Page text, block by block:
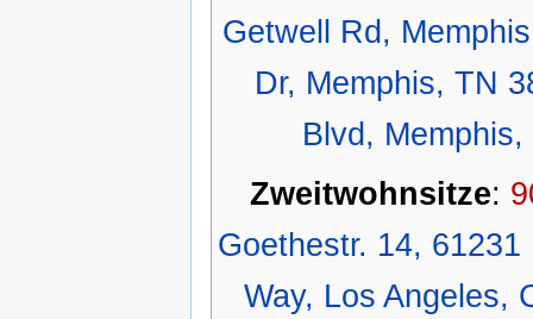
Getwell Rd,
Dr, Memphis, TN
Blvd,
Zweitwohnsitze:
Goethestr. 14, 61231
Way, Los Angeles,